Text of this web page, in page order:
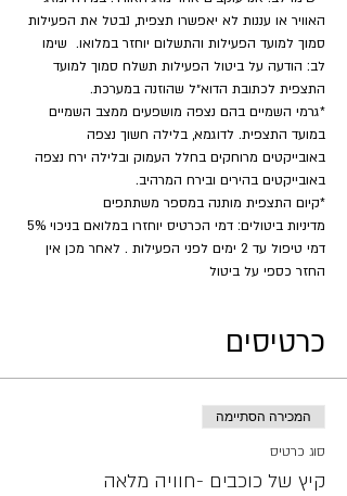
האוויר או עננות לא יאפשרו תצפית, נבטל את הפעילות
סמוך למועד הפעילות והתשלום יוחזר במלואו.  שימו
לב: הודעה על ביטול הפעילות תשלח סמוך למועד
התצפית לכתובת הדוא״ל שהוזנה במערכת.
*גרמי השמיים בהם נצפה מושפעים ממצב השמיים
במועד התצפית. לדוגמא, בלילה חשוך נצפה
באובייקטים מרוחקים בחלל העמוק ובלילה ירח נצפה
באובייקטים בהירים ובירח המרהיב.
​*קיום התצפית מותנה במספר משתתפים
דמי טיפול עד 2 ימים לפני הפעילות . לאחר מכן אין
החזר כספי על ביטול
כרטיסים
המכירה הסתיימה
סוג כרטיס
קיץ של כוכבים -חוויה מלאה